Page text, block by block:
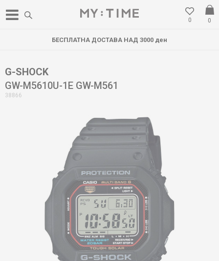
0
0
БЕСПЛАТНА ДОСТАВА НАД 3000 ден
G-SHOCK
GW-M5610U-1E GW-M561
38866